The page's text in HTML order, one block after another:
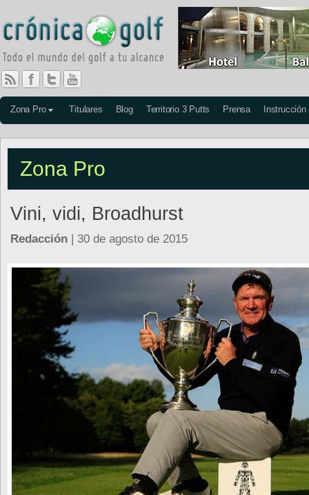
Zona Pro Titulares Blog Territorio 3 Putts Prensa Instrucción
Zona Pro
Vini, vidi, Broadhurst
Redacción | 30 de agosto de 2015